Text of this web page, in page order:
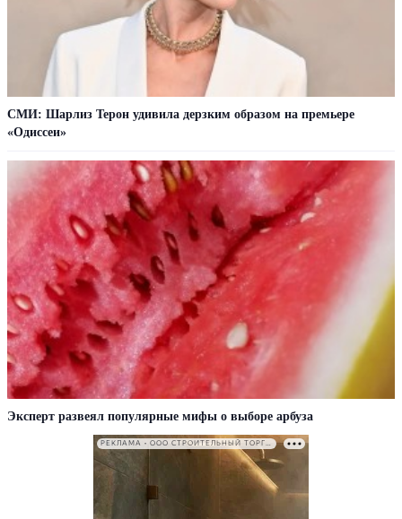
СМИ: Шарлиз Терон удивила дерзким образом на премьере
«Одиссеи»
Эксперт развеял популярные мифы о выборе арбуза
РЕКЛАМА • ООО СТРОИТЕЛЬНЫЙ ТОРГОВЫЙ ДОМ «ПЕТРОВИЧ». ИНН: 7802348846